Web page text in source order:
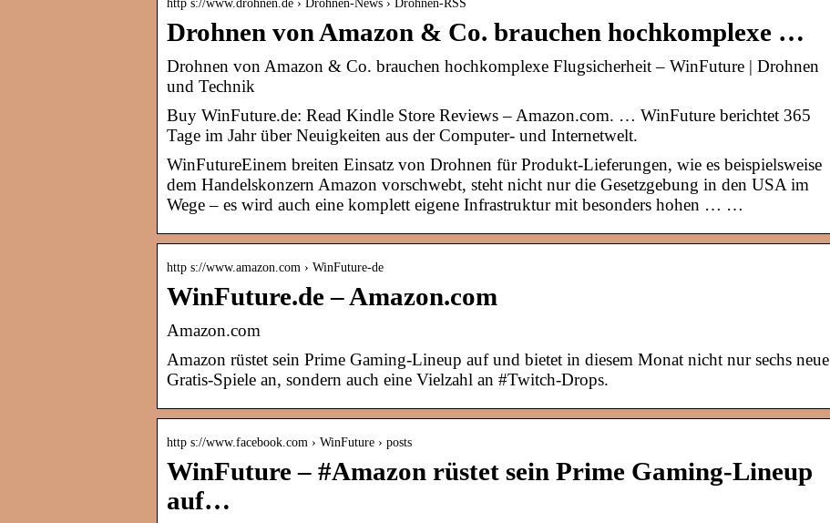
http s://www.drohnen.de › Drohnen-News › Drohnen-RSS
Drohnen von Amazon & Co. brauchen hochkomplexe …
Drohnen von Amazon & Co. brauchen hochkomplexe Flugsicherheit – WinFuture | Drohnen
und Technik
Buy WinFuture.de: Read Kindle Store Reviews – Amazon.com. … WinFuture berichtet 365
Tage im Jahr über Neuigkeiten aus der Computer- und Internetwelt.
WinFutureEinem breiten Einsatz von Drohnen für Produkt-Lieferungen, wie es beispielsweise
dem Handelskonzern Amazon vorschwebt, steht nicht nur die Gesetzgebung in den USA im
Wege – es wird auch eine komplett eigene Infrastruktur mit besonders hohen … …
http s://www.amazon.com › WinFuture-de
WinFuture.de – Amazon.com
Amazon.com
Amazon rüstet sein Prime Gaming-Lineup auf und bietet in diesem Monat nicht nur sechs neue
Gratis-Spiele an, sondern auch eine Vielzahl an #Twitch-Drops.
http s://www.facebook.com › WinFuture › posts
WinFuture – #Amazon rüstet sein Prime Gaming-Lineup
auf…